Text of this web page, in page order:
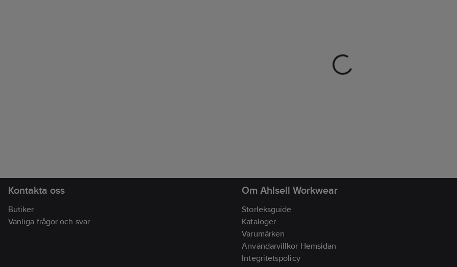
Kontakta oss
Butiker
Vanliga frågor och svar
Om Ahlsell Workwear
Storleksguide
Kataloger
Varumärken
Användarvillkor Hemsidan
Integritetspolicy